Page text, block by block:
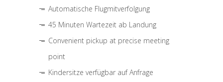
Automatische Flugmitverfolgung
45 Minuten Wartezeit ab Landung
Convenient pickup at precise meeting
point
Kindersitze verfügbar auf Anfrage